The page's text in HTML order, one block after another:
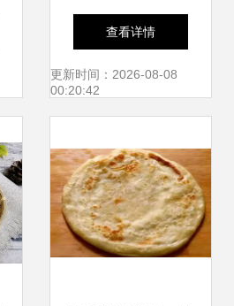
法 外酥里嫩，一口
就上瘾！
查看详情
更新时间：2026-08-08
00:20:42